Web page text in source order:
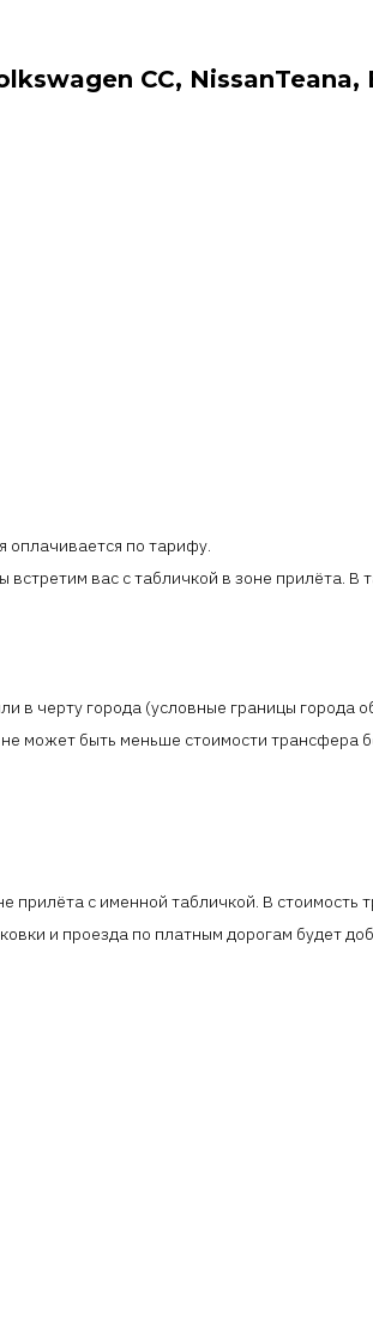
CC, NissanTeana,
по тарифу.
вас с табличкой в зоне прилёта. В
в черту города (условные границы города
может быть меньше стоимости трансфера
прилёта с именной табличкой. В стоимость
и проезда по платным дорогам будет